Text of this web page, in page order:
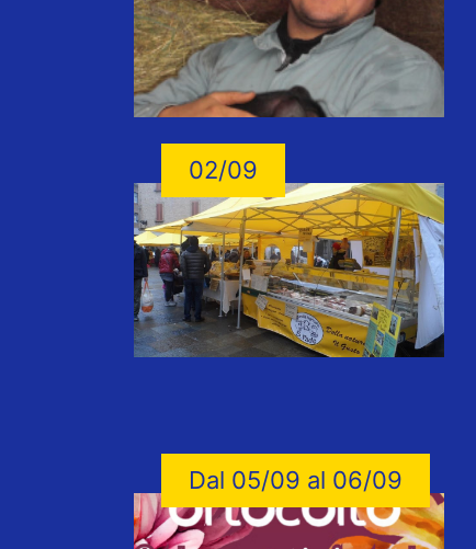
02/09
Dal 05/09 al 06/09